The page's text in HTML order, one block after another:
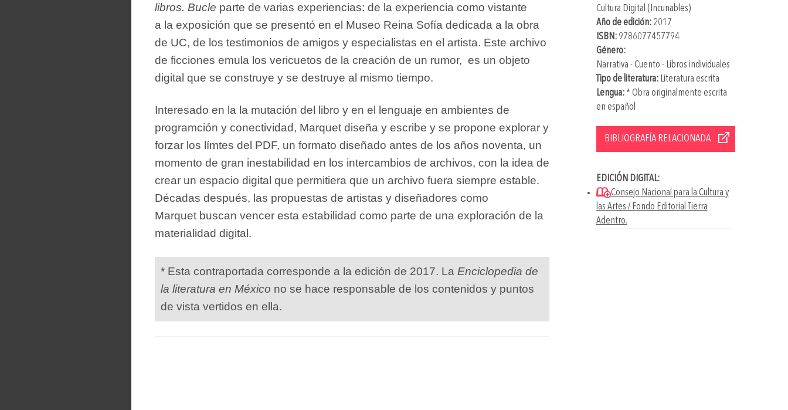
Cultura Digital (Incunables)
Año de edición:2017
ISBN: 9786077457794
Género:
Narrativa - Cuento - Libros individuales
Tipo de literatura:Literatura escrita
Lengua:* Obra originalmente escrita
en español
BIBLIOGRAFÍA RELACIONADA
EDICIÓN DIGITAL:
Consejo Nacional para la Cultura y
las Artes / Fondo Editorial Tierra
Adentro.
libros. Bucle parte de varias experiencias: de la experiencia como vistante
a la exposición que se presentó en el Museo Reina Sofía dedicada a la obra
de UC, de los testimonios de amigos y especialistas en el artista. Este archivo
de ficciones emula los vericuetos de la creación de un rumor, es un objeto
digital que se construye y se destruye al mismo tiempo.
Interesado en la la mutación del libro y en el lenguaje en ambientes de
programción y conectividad, Marquet diseña y escribe y se propone explorar y
forzar los límtes del PDF, un formato diseñado antes de los años noventa, un
momento de gran inestabilidad en los intercambios de archivos, con la idea de
crear un espacio digital que permitiera que un archivo fuera siempre estable.
Décadas después, las propuestas de artistas y diseñadores como
Marquet buscan vencer esta estabilidad como parte de una exploración de la
materialidad digital.
* Esta contraportada corresponde a la edición de 2017. La Enciclopedia de
la literatura en México no se hace responsable de los contenidos y puntos
de vista vertidos en ella.